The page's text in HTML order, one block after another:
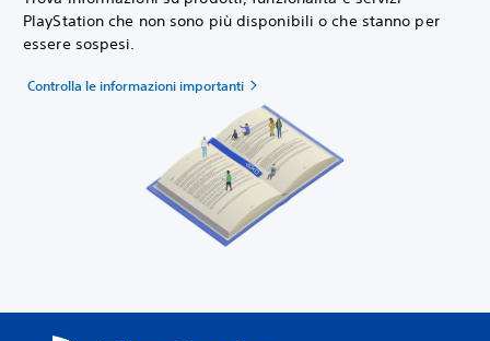
PlayStation che non sono più disponibili o che stanno per
essere sospesi.
Controlla le informazioni importanti